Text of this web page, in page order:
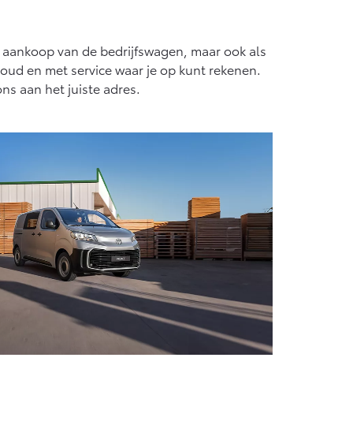
Vanaf € 55.950,-
van de bedrijfswagen, maar ook als
en met service waar je op kunt rekenen.
aan het juiste adres.